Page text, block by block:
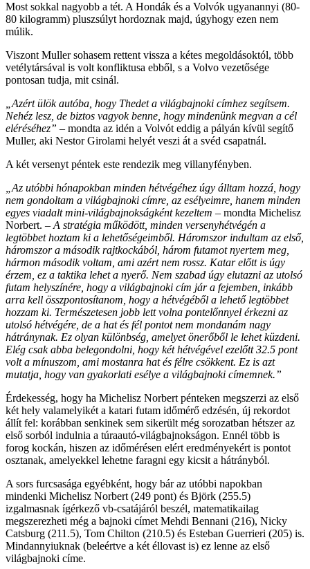
Most sokkal nagyobb a tét. A Hondák és a Volvók ugyanannyi (80-
80 kilogramm) pluszsúlyt hordoznak majd, úgyhogy ezen nem
múlik.
Viszont Muller sohasem rettent vissza a kétes megoldásoktól, több
vetélytársával is volt konfliktusa ebből, s a Volvo vezetősége
pontosan tudja, mit csinál.
„Azért ülök autóba, hogy Thedet a világbajnoki címhez segítsem.
Nehéz lesz, de biztos vagyok benne, hogy mindenünk megvan a cél
eléréséhez” – mondta az idén a Volvót eddig a pályán kívül segítő
Muller, aki Nestor Girolami helyét veszi át a svéd csapatnál.
A két versenyt péntek este rendezik meg villanyfényben.
„Az utóbbi hónapokban minden hétvégéhez úgy álltam hozzá, hogy
nem gondoltam a világbajnoki címre, az esélyeimre, hanem minden
egyes viadalt mini-világbajnokságként kezeltem – mondta Michelisz
Norbert. – A stratégia működött, minden versenyhétvégén a
legtöbbet hoztam ki a lehetőségeimből. Háromszor indultam az első,
háromszor a második rajtkockából, három futamot nyertem meg,
hármon második voltam, ami azért nem rossz. Katar előtt is úgy
érzem, ez a taktika lehet a nyerő. Nem szabad úgy elutazni az utolsó
futam helyszínére, hogy a világbajnoki cím jár a fejemben, inkább
arra kell összpontosítanom, hogy a hétvégéből a lehető legtöbbet
hozzam ki. Természetesen jobb lett volna pontelőnnyel érkezni az
utolsó hétvégére, de a hat és fél pontot nem mondanám nagy
hátránynak. Ez olyan különbség, amelyet önerőből le lehet küzdeni.
Elég csak abba belegondolni, hogy két hétvégével ezelőtt 32.5 pont
volt a mínuszom, ami mostanra hat és félre csökkent. Ez is azt
mutatja, hogy van gyakorlati esélye a világbajnoki címemnek.”
Érdekesség, hogy ha Michelisz Norbert pénteken megszerzi az első
két hely valamelyikét a katari futam időmérő edzésén, új rekordot
állít fel: korábban senkinek sem sikerült még sorozatban hétszer az
első sorból indulnia a túraautó-világbajnokságon. Ennél több is
forog kockán, hiszen az időmérésen elért eredményekért is pontot
osztanak, amelyekkel lehetne faragni egy kicsit a hátrányból.
A sors furcsasága egyébként, hogy bár az utóbbi napokban
mindenki Michelisz Norbert (249 pont) és Björk (255.5)
izgalmasnak ígérkező vb-csatájáról beszél, matematikailag
megszerezheti még a bajnoki címet Mehdi Bennani (216), Nicky
Catsburg (211.5), Tom Chilton (210.5) és Esteban Guerrieri (205) is.
Mindannyiuknak (beleértve a két éllovast is) ez lenne az első
világbajnoki címe.